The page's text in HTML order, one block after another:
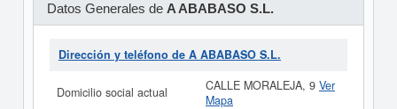
Datos Generales de A ABABASO S.L.
Dirección y teléfono de A ABABASO S.L.
Domicilio social actual CALLE MORALEJA, 9 Ver
Mapa